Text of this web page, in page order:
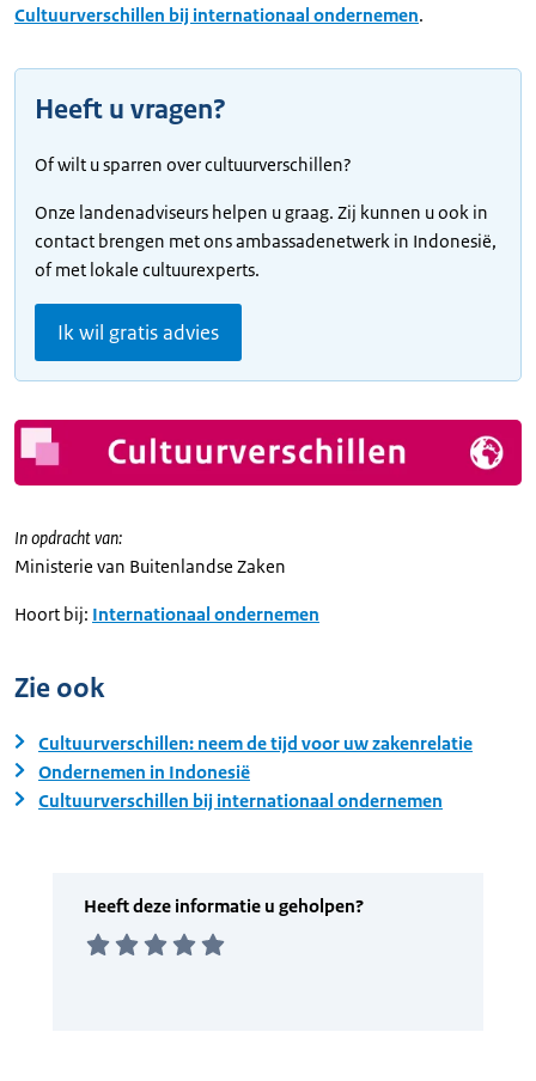
Cultuurverschillen bij internationaal ondernemen.
Heeft u vragen?
Of wilt u sparren over cultuurverschillen?
Onze landenadviseurs helpen u graag. Zij kunnen u ook in
contact brengen met ons ambassadenetwerk in Indonesië,
of met lokale cultuurexperts.
Ik wil gratis advies
In opdracht van:
Ministerie van Buitenlandse Zaken
Hoort bij: Internationaal ondernemen
Zie ook
Cultuurverschillen: neem de tijd voor uw zakenrelatie
Ondernemen in Indonesië
Cultuurverschillen bij internationaal ondernemen